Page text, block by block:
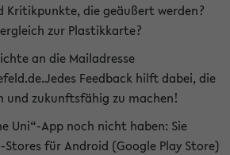
Kritikpunkte, die geäußert werden?
zur Plastikkarte?
an die Mailadresse
Feedback hilft dabei, die
und zukunftsfähig zu machen!
Uni“-App noch nicht haben: Sie
für Android (Google Play Store)